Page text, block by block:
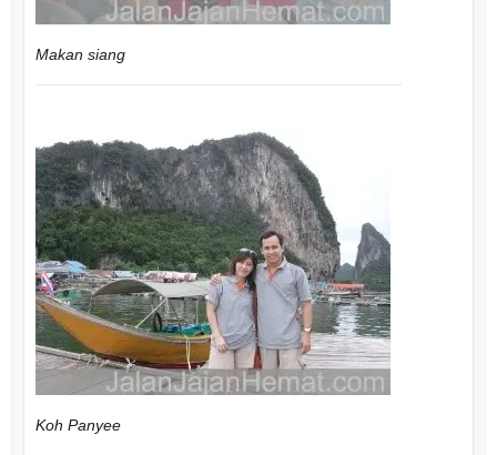
Makan siang
Koh Panyee